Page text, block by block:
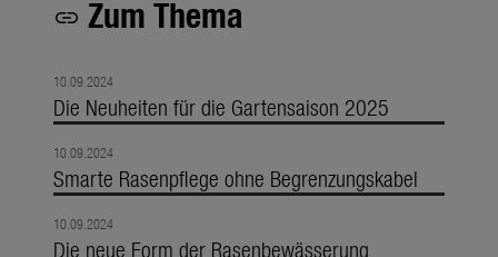
link Zum Thema
10.09.2024
Die Neuheiten für die Gartensaison 2025
10.09.2024
Smarte Rasenpflege ohne Begrenzungskabel
10.09.2024
Die neue Form der Rasenbewässerung